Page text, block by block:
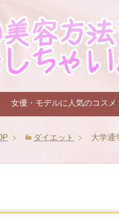
女優・モデルに人気のコスメ
ダイエット 大学通